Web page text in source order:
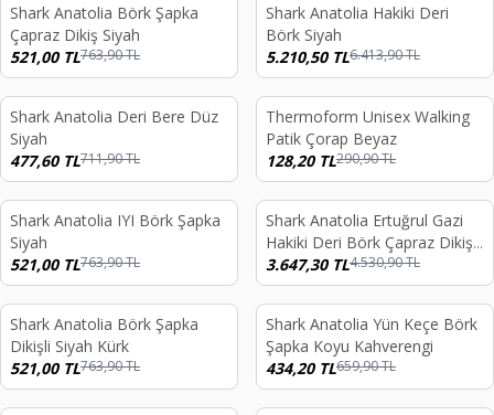
%32
Shark Anatolia Börk Şapka
Çapraz Dikiş Siyah
521,00TL763,90TL
%19
Shark Anatolia Hakiki Deri
Börk Siyah
5.210,50TL6.413,90TL
%33
Shark Anatolia Deri Bere Düz
Siyah
477,60TL711,90TL
%56
Thermoform Unisex Walking
Patik Çorap Beyaz
128,20TL290,90TL
%32
Shark Anatolia IYI Börk Şapka
Siyah
521,00TL763,90TL
%20
Shark Anatolia Ertuğrul Gazi
Hakiki Deri Börk Çapraz Dikiş
Kahve
3.647,30TL4.530,90TL
%32
Shark Anatolia Börk Şapka
Dikişli Siyah Kürk
521,00TL763,90TL
%34
Shark Anatolia Yün Keçe Börk
Şapka Koyu Kahverengi
434,20TL659,90TL